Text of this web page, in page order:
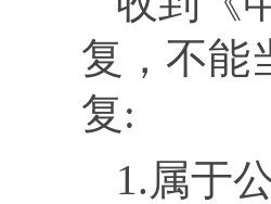
复，不能
复:
1.属于